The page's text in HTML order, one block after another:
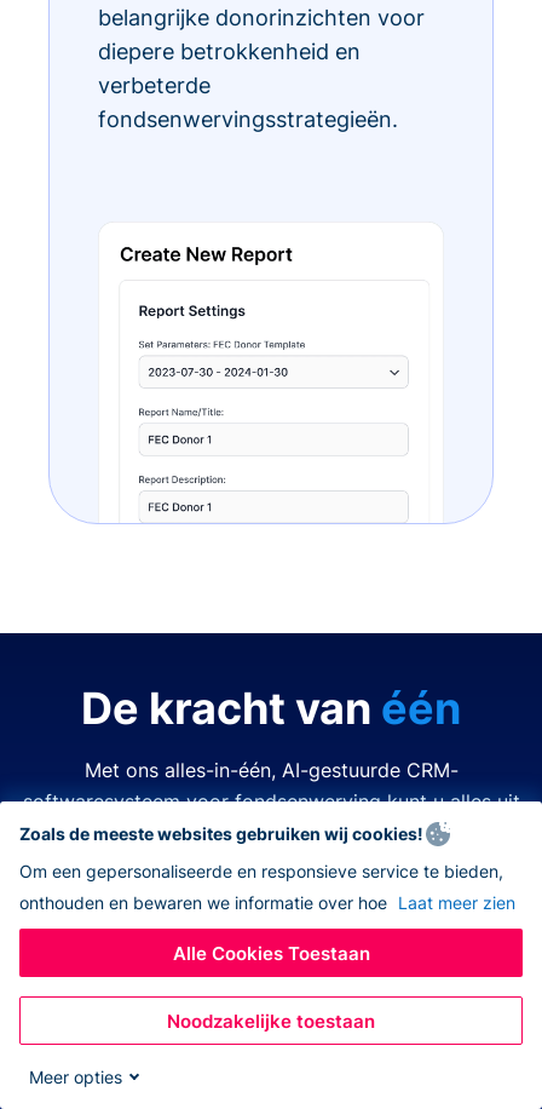
belangrijke donorinzichten voor
diepere betrokkenheid en
verbeterde
fondsenwervingsstrategieën.
De kracht van één
Met ons alles-in-één, AI-gestuurde CRM-
softwaresysteem voor fondsenwerving kunt u alles uit
de kast halen.
Tijd is kostbaar. Middelen zijn beperkt. Het laatste wat
u wilt doen is een van beide verspillen. Donorbox
nonprofit CRM-software vereenvoudigt en verbetert
elk aspect van fondsenwerving, zodat u alles kunt
doen – allemaal op hetzelfde platform. Nooit meer
wisselen tussen verschillende apps, navigeren naar
Zoals de meeste websites gebruiken wij cookies!
Om een gepersonaliseerde en responsieve service te bieden,
onthouden en bewaren we informatie over hoe Laat meer zien
Alle Cookies Toestaan
Noodzakelijke toestaan
Meer opties